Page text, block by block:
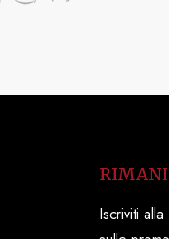
RIMANI
Iscriviti